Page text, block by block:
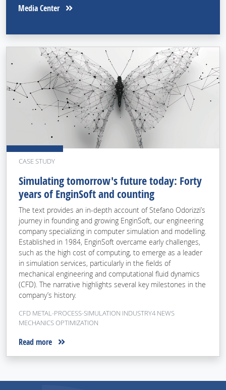
Media Center
CASE STUDY
Simulating tomorrow's future today: Forty
years of EnginSoft and counting
The text provides an in-depth account of Stefano Odorizzi’s
journey in founding and growing EnginSoft, our engineering
company specializing in computer simulation and modelling.
Established in 1984, EnginSoft overcame early challenges,
such as the high cost of computing, to emerge as a leader
in simulation services, particularly in the fields of
mechanical engineering and computational fluid dynamics
(CFD). The narrative highlights several key milestones in the
company’s history.
CFD METAL-PROCESS-SIMULATION INDUSTRY4 NEWS
MECHANICS OPTIMIZATION
Read more